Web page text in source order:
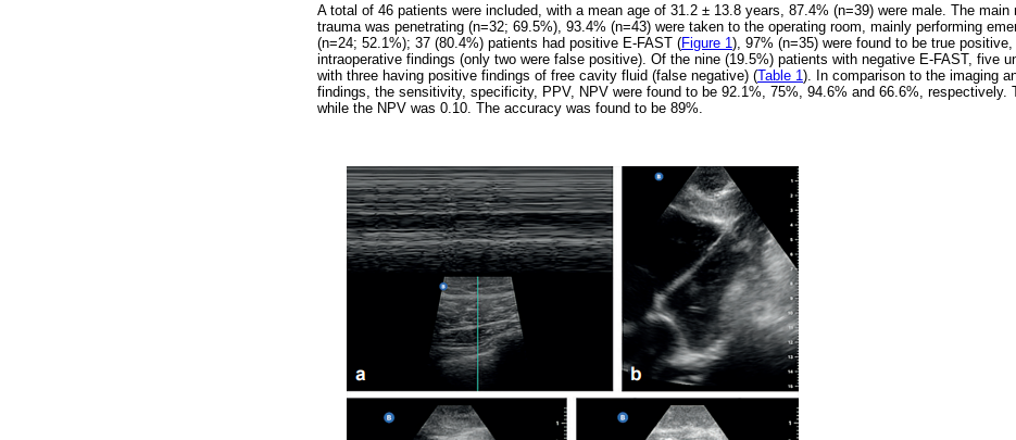
A total of 46 patients were included, with a mean age of 31.2 ± 13.8 years, 87.4% (n=39) were male. The main
trauma was penetrating (n=32; 69.5%), 93.4% (n=43) were taken to the operating room, mainly performing
(n=24; 52.1%); 37 (80.4%) patients had positive E-FAST (Figure 1 ), 97% (n=35) were found to be true
intraoperative findings (only two were false positive). Of the nine (19.5%) patients with negative E-FAST, five
with three having positive findings of free cavity fluid (false negative) (Table 1 ). In comparison to the imaging
findings, the sensitivity, specificity, PPV, NPV were found to be 92.1%, 75%, 94.6% and 66.6%, respectively.
while the NPV was 0.10. The accuracy was found to be 89%.